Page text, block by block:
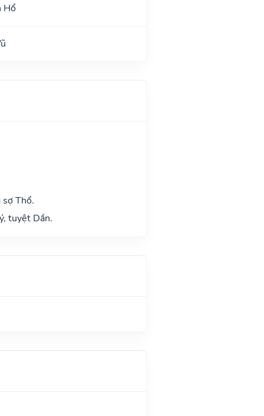
Hổ
Thổ.
tuyệt Dần.